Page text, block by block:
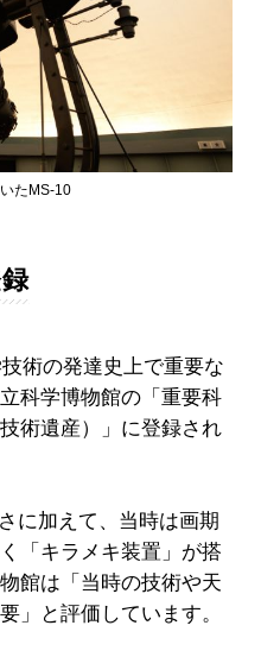
たMS-10
術の発達史上で重要な
科学博物館の「重要科
術遺産）」に登録され
に加えて、当時は画期
「キラメキ装置」が搭
館は「当時の技術や天
」と評価しています。